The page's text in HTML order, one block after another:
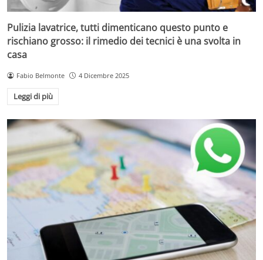
Pulizia lavatrice, tutti dimenticano questo punto e
rischiano grosso: il rimedio dei tecnici è una svolta in
casa
Fabio Belmonte 4 Dicembre 2025
Leggi di più